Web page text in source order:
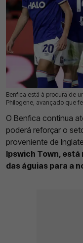
Benfica está à procura de
Philogene, avançado que
17 Jul 2026 | 10:20 | 0
O Benfica continua
poderá reforçar o
proveniente de
Ipswich Town,
das águias para a